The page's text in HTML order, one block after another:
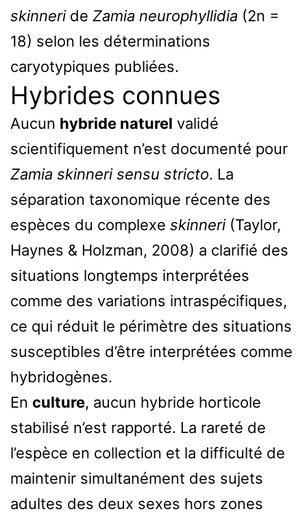
skinneride Zamia neurophyllidia (2n =
18) selon les déterminations
caryotypiques publiées.
Hybrides connues
Aucun hybride naturel validé
scientifiquement n’est documenté pour
Zamia skinneri sensu stricto. La
séparation taxonomique récente des
espèces du complexe skinneri(Taylor,
Haynes & Holzman, 2008) a clarifié des
situations longtemps interprétées
comme des variations intraspécifiques,
ce qui réduit le périmètre des situations
susceptibles d’être interprétées comme
hybridogènes.
En culture, aucun hybride horticole
stabilisé n’est rapporté. La rareté de
l’espèce en collection et la difficulté de
maintenir simultanément des sujets
adultes des deux sexes hors zones